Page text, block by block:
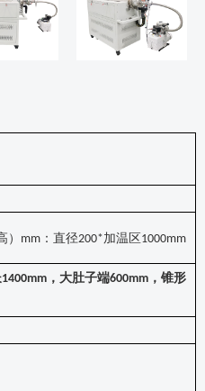
） mm ：直径200*加温区1000mm
1400mm ，大肚子端600mm ，锥形